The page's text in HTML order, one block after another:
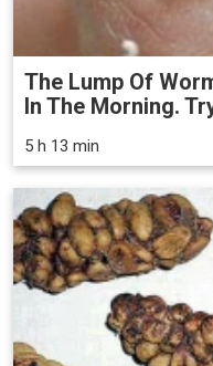
The Lump Of
In The Morning.
5 h 13 min